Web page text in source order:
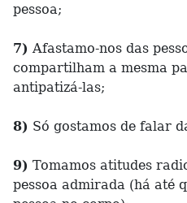
pessoa;
7) Afastamo-nos das
compartilham a mesma
antipatizá-las;
8) Só gostamos de falar
9) Tomamos atitudes
pessoa admirada (há até